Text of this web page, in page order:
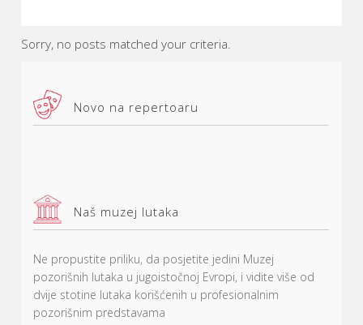
Sorry, no posts matched your criteria.
Novo na repertoaru
Naš muzej lutaka
Ne propustite priliku, da posjetite jedini Muzej
pozorišnih lutaka u jugoistočnoj Evropi, i vidite više od
dvije stotine lutaka korišćenih u profesionalnim
pozorišnim predstavama